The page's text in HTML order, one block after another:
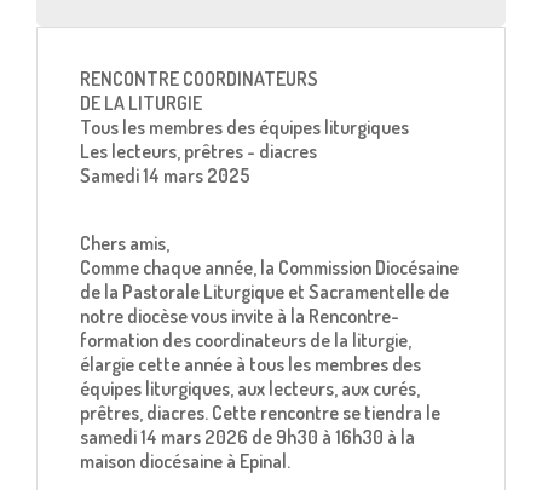
RENCONTRE COORDINATEURS
DE LA LITURGIE
Tous les membres des équipes liturgiques
Les lecteurs, prêtres - diacres
Samedi 14 mars 2025
Chers amis,
Comme chaque année, la Commission Diocésaine
de la Pastorale Liturgique et Sacramentelle de
notre diocèse vous invite à la Rencontre-
formation des coordinateurs de la liturgie,
élargie cette année à tous les membres des
équipes liturgiques, aux lecteurs, aux curés,
prêtres, diacres. Cette rencontre se tiendra le
samedi 14 mars 2026 de 9h30 à 16h30 à la
maison diocésaine à Epinal.